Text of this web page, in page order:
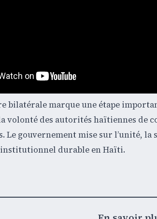
bilatérale marque une étape
volonté des autorités haïtiennes de
Le gouvernement mise sur l’unité,
durable en Haïti.